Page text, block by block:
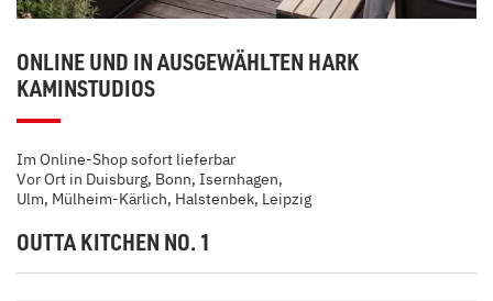
ONLINE UND IN AUSGEWÄHLTEN HARK
KAMINSTUDIOS
Im Online-Shop sofort lieferbar
Vor Ort in Duisburg, Bonn, Isernhagen,
Ulm, Mülheim-Kärlich, Halstenbek, Leipzig
OUTTA KITCHEN NO. 1